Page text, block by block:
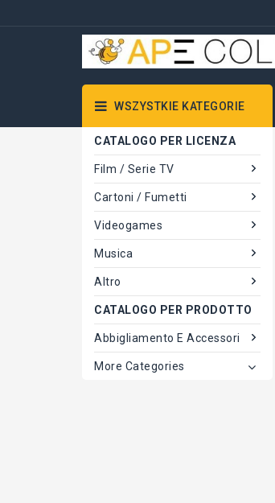
WSZYSTKIE KATEGORIE
CATALOGO PER LICENZA
Film / Serie TV
Cartoni / Fumetti
Videogames
Musica
Altro
CATALOGO PER PRODOTTO
Abbigliamento E Accessori
More Categories